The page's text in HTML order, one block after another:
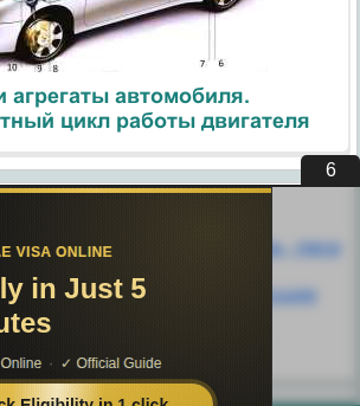
агрегаты автомобиля.
цикл работы двигателя
Похожие статьи:
приспособления, инвентарь, леса
штукатурных работ
штукатурных работ. Вяжущие
штукатурных работ.
5